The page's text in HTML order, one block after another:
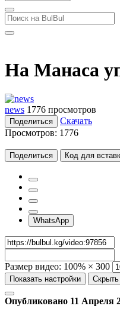
На Манаса
news 1776 просмотров
Поделиться
Скачать
Просмотров: 1776
Поделиться Код для
WhatsApp
Размер видео: 100% × 300
Показать настройки Скрыть
Опубликовано 11 Апреля